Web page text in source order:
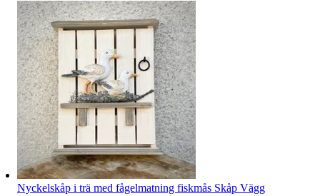
Nyckelskåp i trä med fågelmatning fiskmås Skåp Vägg